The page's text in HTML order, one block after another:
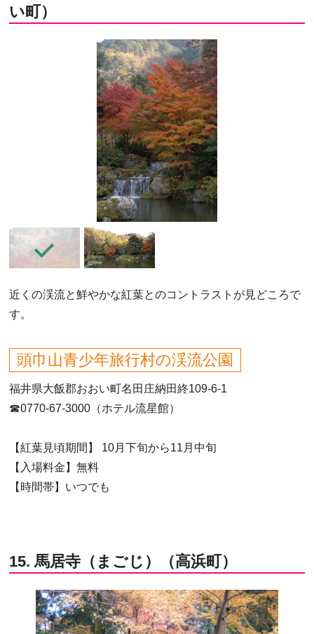
い町）
近くの渓流と鮮やかな紅葉とのコントラストが見どころで
す。
頭巾山青少年旅行村の渓流公園
福井県大飯郡おおい町名田庄納田終109-6-1
☎0770-67-3000（ホテル流星館）
【紅葉見頃期間】 10月下旬から11月中旬
【入場料金】無料
【時間帯】いつでも
15. 馬居寺（まごじ）（高浜町）